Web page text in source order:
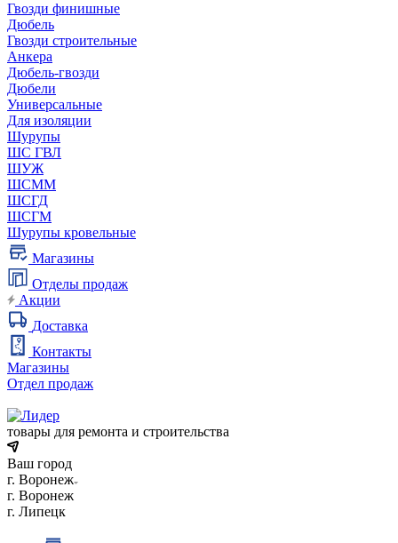
Гвозди финишные
Дюбель
Гвозди строительные
Анкера
Дюбель-гвозди
Дюбели
Универсальные
Для изоляции
Шурупы
ШС ГВЛ
ШУЖ
ШСММ
ШСГД
ШСГМ
Шурупы кровельные
Магазины
Отделы продаж
Акции
Доставка
Контакты
Магазины
Отдел продаж
товары для ремонта и строительства
Ваш город
г. Воронеж
г. Воронеж
г. Липецк